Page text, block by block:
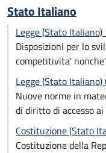
Stato Italiano
Legge (Stato
Disposizioni per lo
competitivita'
Legge (Stato
Nuove norme in
di diritto di accesso
Costituzione (Stato
Costituzione della